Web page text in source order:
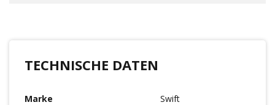
TECHNISCHE DATEN
Marke
Swift